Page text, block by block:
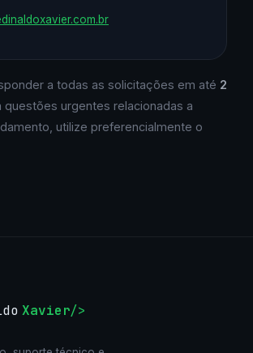
a todas as solicitações em até 2
questões urgentes relacionadas a
utilize preferencialmente o
Xavier/>